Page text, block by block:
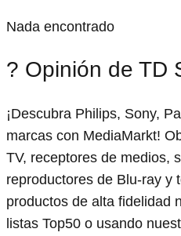
Nada encontrado
? Opinión de TD
¡Descubra Philips, Sony,
marcas con MediaMarkt!
TV, receptores de medios,
reproductores de Blu-ray y
productos de alta fidelidad
listas Top50 o usando